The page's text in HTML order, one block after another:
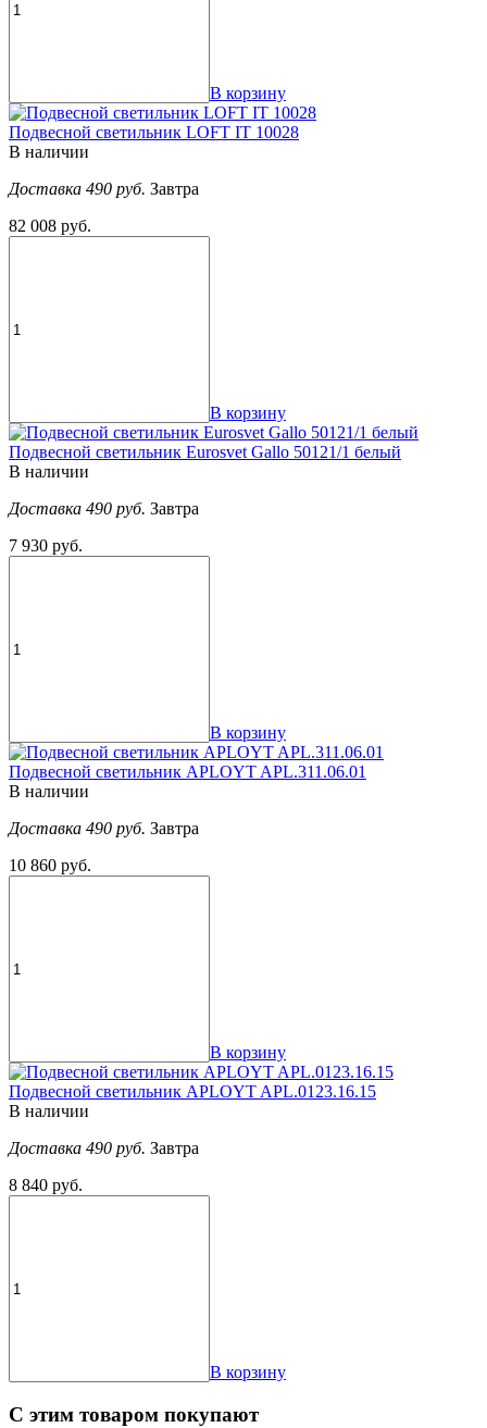
В корзину
Подвесной светильник LOFT IT 10028
В наличии
Доставка 490 руб. Завтра
82 008 руб.
В корзину
Подвесной светильник Eurosvet Gallo 50121/1 белый
В наличии
Доставка 490 руб. Завтра
7 930 руб.
В корзину
Подвесной светильник APLOYT APL.311.06.01
В наличии
Доставка 490 руб. Завтра
10 860 руб.
В корзину
Подвесной светильник APLOYT APL.0123.16.15
В наличии
Доставка 490 руб. Завтра
8 840 руб.
В корзину
С этим товаром покупают